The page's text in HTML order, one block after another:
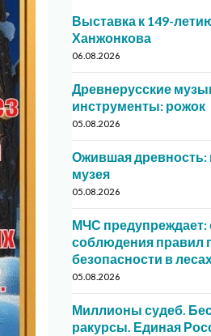
Выставка к 149-
Ханжонкова
06.08.2026
Древнерусские
инструменты: рожок
05.08.2026
Ожившая
музея
05.08.2026
МЧС предупреждает:
соблюдения правил
безопасности в
05.08.2026
Миллионы судеб.
ракурсы. Единая